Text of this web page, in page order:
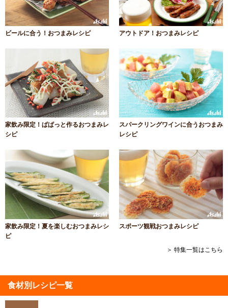
ビールに合う！おつまみレシピ アウトドア！おつまみレシピ
家飲み限定！ぱぱっと作るおつまみレ
シピ
スパークリングワインに合うおつまみ
レシピ
家飲み限定！夏を楽しむおつまみレシ
ピ
スポーツ観戦おつまみレシピ
＞ 特集一覧はこちら
食材別レシピ一覧